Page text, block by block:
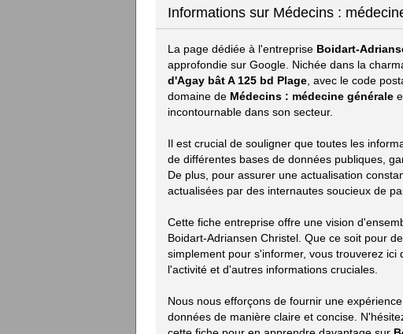
Informations sur Médecins :
La page dédiée à l'entreprise Boidart-
approfondie sur Google. Nichée dans la
d'Agay bât A 125 bd Plage , avec le code
domaine de Médecins : médecine générale
incontournable dans son secteur.
Il est crucial de souligner que toutes les
de différentes bases de données publiques,
De plus, pour assurer une actualisation
actualisées par des internautes soucieux de
Cette fiche entreprise offre une vision
Boidart-Adriansen Christel. Que ce soit pour
simplement pour s'informer, vous trouverez ici
l'activité et d'autres informations cruciales.
Nous nous efforçons de fournir une
données de manière claire et concise.